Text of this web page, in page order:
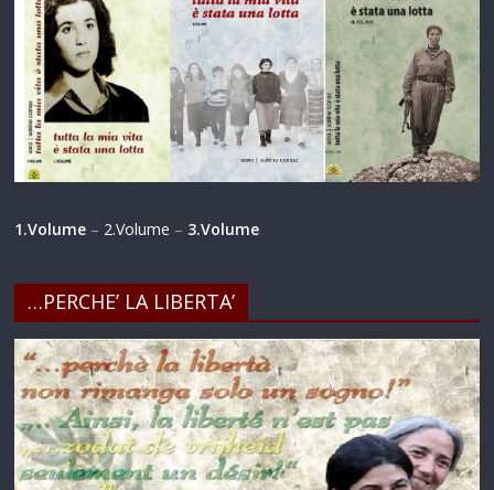
1.Volume – 2.Volume – 3.Volume
…PERCHE’ LA LIBERTA’